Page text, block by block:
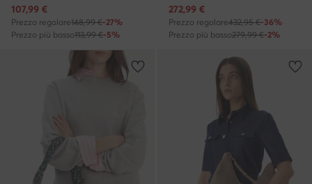
Prezzo attuale
107,99 €
Prezzo regolare148,99 €-27%
Prezzo più basso113,99 €-5%
Prezzo attuale
272,99 €
Prezzo regolare432,95 €-36%
Prezzo più basso279,99 €-2%